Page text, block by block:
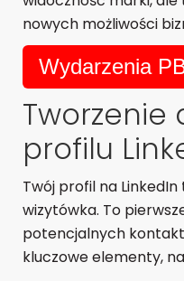
nowych możliwości
Wydarzenia
profilu
Twój profil na
wizytówka. To
potencjalnych
kluczowe elementy,